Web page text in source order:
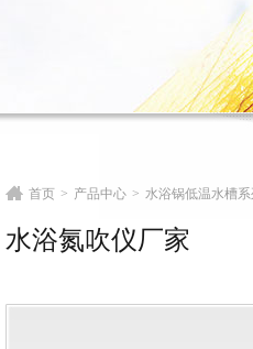
首页 > 产品中心 > 水浴锅低温水槽系
水浴氮吹仪厂家